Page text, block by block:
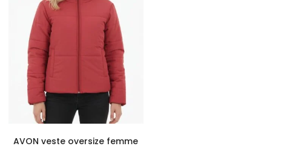
AVON veste oversize femme